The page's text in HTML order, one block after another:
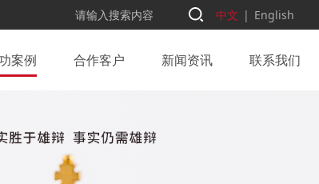
中文 | English
案例 合作客户 新闻资讯 联系我们